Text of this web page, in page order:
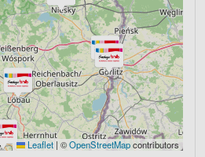
Leaflet | ©OpenStreetMapcontributors